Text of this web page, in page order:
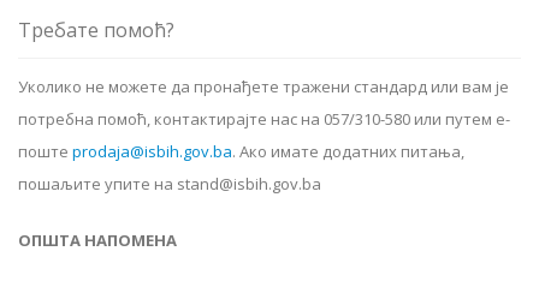
Требате помоћ?
Уколико не можете да пронађете тражени стандард или вам је
потребна помоћ, контактирајте нас на 057/310-580 или путем е-
поште prodaja@isbih.gov.ba. Ако имате додатних питања,
пошаљите упите на stand@isbih.gov.ba
ОПШТА НАПОМЕНА